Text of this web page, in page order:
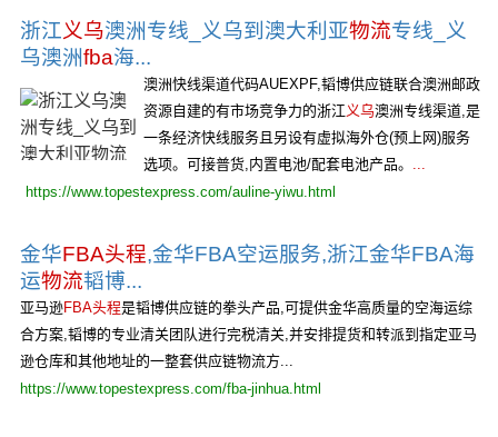
浙江 义乌澳洲专线_义乌到澳大利亚物流专线_义
乌澳洲fba海...
澳洲快线渠道代码AUEXPF,韬博供应链联合澳洲邮政
资源自建的有市场竞争力的浙江义乌澳洲专线渠道,是
一条经济快线服务且另设有虚拟海外仓(预上网)服务
选项。可接普货,内置电池/配套电池产品。 ...
https://www.topestexpress.com/auline-yiwu.html
金华FBA头程,金华FBA空运服务,浙江金华FBA海
运物流韬博...
亚马逊FBA头程是韬博供应链的拳头产品,可提供金华高质量的空海运综
合方案,韬博的专业清关团队进行完税清关,并安排提货和转派到指定亚马
逊仓库和其他地址的一整套供应链物流方...
https://www.topestexpress.com/fba-jinhua.html